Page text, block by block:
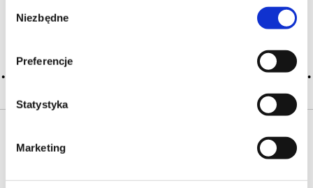
zgody
Niezbędne
Preferencje
Statystyka
Marketing
w te związki winach, np. tannat; alternatywa dla utleniania
wina w beczce, … Więcej mikroutlenianie →